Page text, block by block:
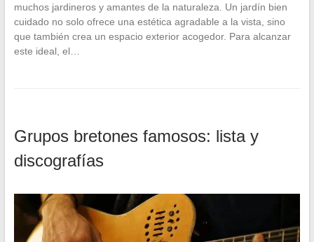
muchos jardineros y amantes de la naturaleza. Un jardín bien
cuidado no solo ofrece una estética agradable a la vista, sino
que también crea un espacio exterior acogedor. Para alcanzar
este ideal, el…
Grupos bretones famosos: lista y
discografías